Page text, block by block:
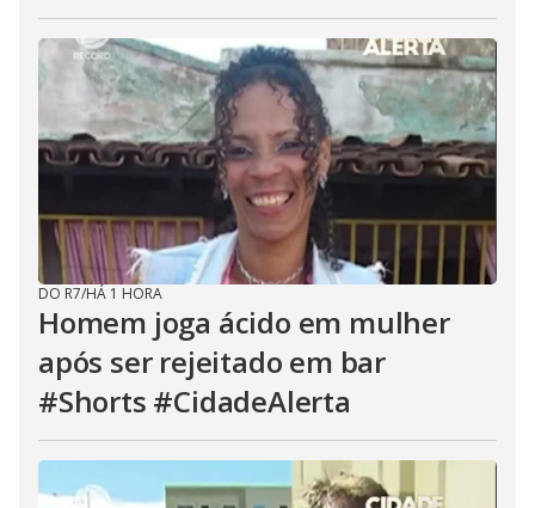
DO R7/HÁ 1 HORA
Homem joga ácido em mulher
após ser rejeitado em bar
#Shorts #CidadeAlerta